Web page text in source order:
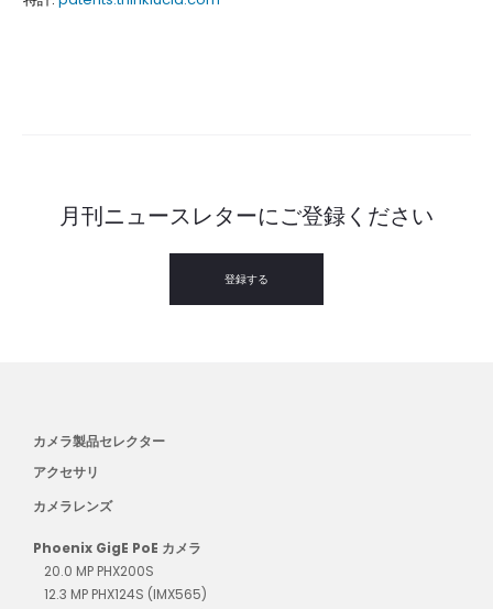
月刊ニュースレターにご登録ください
登録する
カメラ製品セレクター
アクセサリ
カメラレンズ
Phoenix GigE PoE カメラ
20.0 MP PHX200S
12.3 MP PHX124S (IMX565)